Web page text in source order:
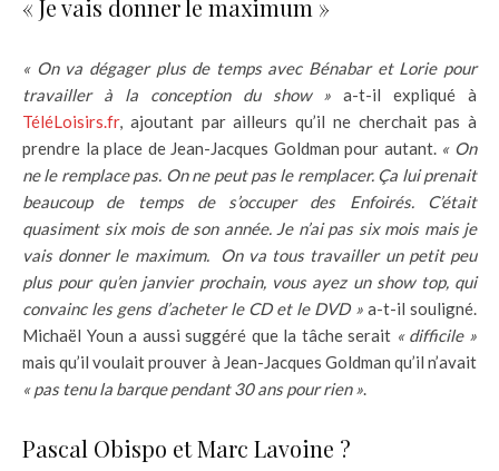
« Je vais donner le maximum »
« On va dégager plus de temps avec Bénabaret Loriepour
travailler à la conception du show » a-t-il expliqué à
TéléLoisirs.fr, ajoutant par ailleurs qu’il ne cherchait pas à
prendre la place de Jean-Jacques Goldman pour autant. « On
ne le remplace pas. On ne peut pas le remplacer. Ça lui prenait
beaucoup de temps de s’occuper des Enfoirés. C’était
quasiment six mois de son année. Je n’ai pas six mois mais je
vais donner le maximum. On va tous travailler un petit peu
plus pour qu’en janvier prochain, vous ayez un show top, qui
convainc les gens d’acheter le CD et le DVD » a-t-il souligné.
Michaël Youn a aussi suggéré que la tâche serait « difficile »
mais qu’il voulait prouver à Jean-Jacques Goldman qu’il n’avait
«pas tenu la barque pendant 30 ans pour rien ».
Pascal Obispo et Marc Lavoine ?